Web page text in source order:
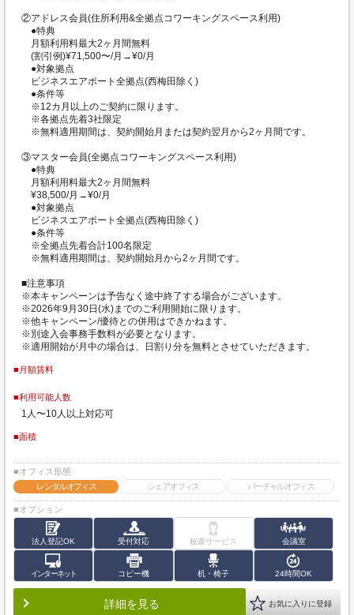
②アドレス会員(住所利用&全拠点コワーキングスペース利用)
●特典
月額利用料最大2ヶ月間無料
(割引例)¥71,500〜/月→¥0/月
●対象拠点
ビジネスエアポート全拠点(西梅田除く)
●条件等
※12カ月以上のご契約に限ります。
※各拠点先着3社限定
※無料適用期間は、契約開始月または契約翌月から2ヶ月間です。
③マスター会員(全拠点コワーキングスペース利用)
●特典
月額利用料最大2ヶ月間無料
¥38,500/月→¥0/月
●対象拠点
ビジネスエアポート全拠点(西梅田除く)
●条件等
※全拠点先着合計100名限定
※無料適用期間は、契約開始月から2ヶ月間です。
■注意事項
※本キャンペーンは予告なく途中終了する場合がございます。
※2026年9月30日(水)までのご利用開始に限ります。
※他キャンペーン/優待との併用はできかねます。
※別途入会事務手数料が必要となります。
※適用開始が月中の場合は、日割り分を無料とさせていただきます。
■月額賃料
■利用可能人数
1人〜10人以上対応可
■面積
■オフィス形態
レンタルオフィス
シェアオフィス バーチャルオフィス
■オプション
法人登記OK 受付対応 秘書サービス 会議室
インターネット コピー機 机・椅子 24時間OK
詳細を見る お気に入りに登録